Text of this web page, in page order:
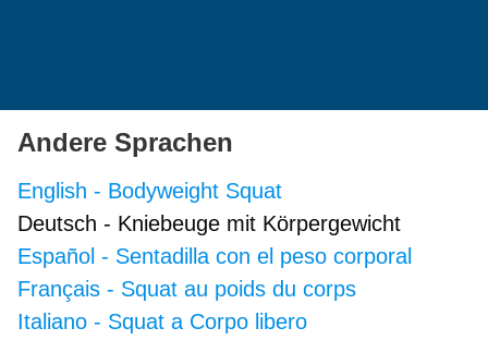
Andere Sprachen
English - Bodyweight Squat
Deutsch - Kniebeuge mit Körpergewicht
Español - Sentadilla con el peso corporal
Français - Squat au poids du corps
Italiano - Squat a Corpo libero